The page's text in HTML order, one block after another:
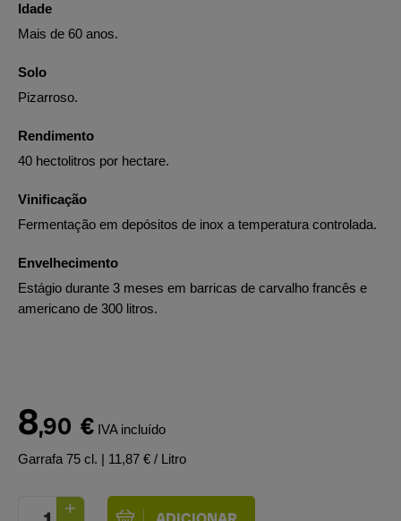
Idade
Mais de 60 anos.
Solo
Pizarroso.
Rendimento
40 hectolitros por hectare.
Vinificação
Fermentação em depósitos de inox a temperatura controlada.
Envelhecimento
Estágio durante 3 meses em barricas de carvalho francês e
americano de 300 litros.
8,90 € IVA incluído
Garrafa 75 cl. | 11,87 € / Litro